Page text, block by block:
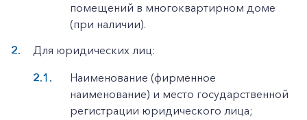
помещений в многоквартирном доме
(при наличии).
Для юридических лиц:
Наименование (фирменное
наименование) и место государственной
регистрации юридического лица;